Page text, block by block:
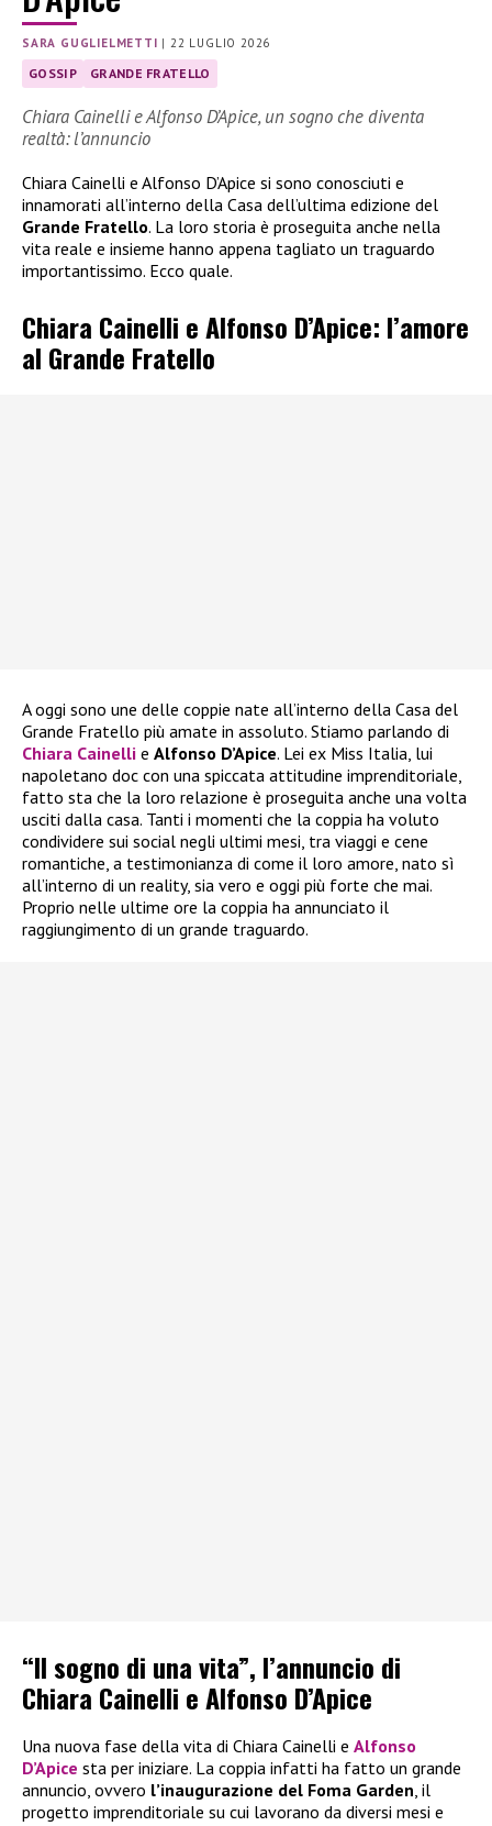
SARA GUGLIELMETTI | 22 LUGLIO 2026
GOSSIP GRANDE FRATELLO
Chiara Cainelli e Alfonso D’Apice, un sogno che diventa
realtà: l’annuncio
Chiara Cainelli e Alfonso D’Apice si sono conosciuti e
innamorati all’interno della Casa dell’ultima edizione del
Grande Fratello. La loro storia è proseguita anche nella
vita reale e insieme hanno appena tagliato un traguardo
importantissimo. Ecco quale.
Chiara Cainelli e Alfonso D’Apice: l’amore
al Grande Fratello
A oggi sono une delle coppie nate all’interno della Casa del
Grande Fratello più amate in assoluto. Stiamo parlando di
Chiara Cainelli e Alfonso D’Apice. Lei ex Miss Italia, lui
napoletano doc con una spiccata attitudine imprenditoriale,
fatto sta che la loro relazione è proseguita anche una volta
usciti dalla casa. Tanti i momenti che la coppia ha voluto
condividere sui social negli ultimi mesi, tra viaggi e cene
romantiche, a testimonianza di come il loro amore, nato sì
all’interno di un reality, sia vero e oggi più forte che mai.
Proprio nelle ultime ore la coppia ha annunciato il
raggiungimento di un grande traguardo.
“Il sogno di una vita”, l’annuncio di
Chiara Cainelli e Alfonso D’Apice
Una nuova fase della vita di Chiara Cainelli e Alfonso
D’Apice sta per iniziare. La coppia infatti ha fatto un grande
annuncio, ovvero l’inaugurazione del Foma Garden , il
progetto imprenditoriale su cui lavorano da diversi mesi e